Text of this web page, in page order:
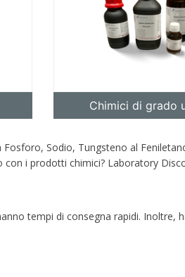
Chimici di grado
Sodio, Tungsteno al
i prodotti chimici? Laboratory
tempi di consegna rapidi. Inoltre,
stay informed about our new
our own brand 😀